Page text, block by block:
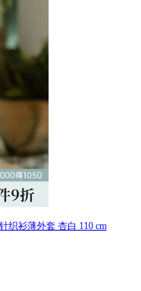
织衫薄外套 杏白 110 cm